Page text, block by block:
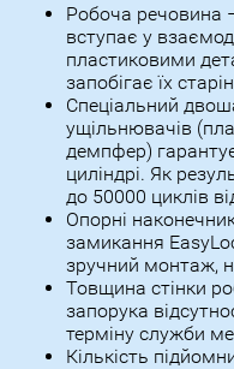
Робоча речовина
вступає у
пластиковими
запобігає їх
Спеціальний
ущільнювачів
демпфер)
циліндрі. Як
до 50000 циклів
Опорні
замикання
зручний монтаж,
Товщина стінки
запорука
терміну служби
Кількість